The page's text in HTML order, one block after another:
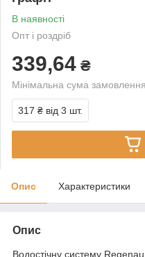
В наявності
Опт і роздріб
339,64 ₴
Мінімальна сума
317 ₴ від 3 шт.
Опис Характеристики
Опис
Водостічну систему